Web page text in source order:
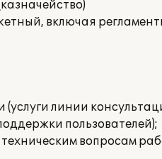
включая
линии
пользователей);
вопросам